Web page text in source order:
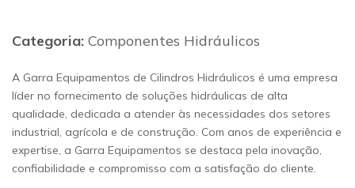
Categoria: Componentes Hidráulicos
A Garra Equipamentos de Cilindros Hidráulicos é uma empresa
líder no fornecimento de soluções hidráulicas de alta
qualidade, dedicada a atender às necessidades dos setores
industrial, agrícola e de construção. Com anos de experiência e
expertise, a Garra Equipamentos se destaca pela inovação,
confiabilidade e compromisso com a satisfação do cliente.